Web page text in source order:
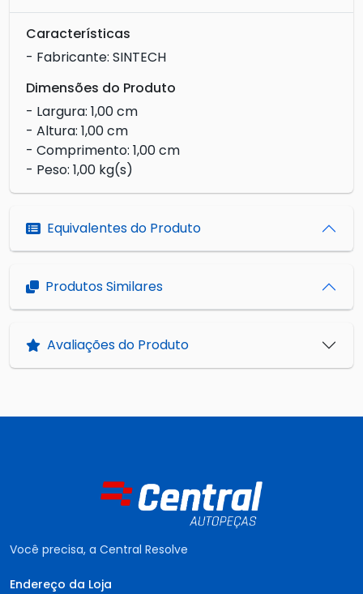
Características
- Fabricante: SINTECH
Dimensões do Produto
- Largura: 1,00 cm
- Altura: 1,00 cm
- Comprimento: 1,00 cm
- Peso: 1,00 kg(s)
Equivalentes do Produto
Produtos Similares
Avaliações do Produto
Você precisa, a Central Resolve
Endereço da Loja